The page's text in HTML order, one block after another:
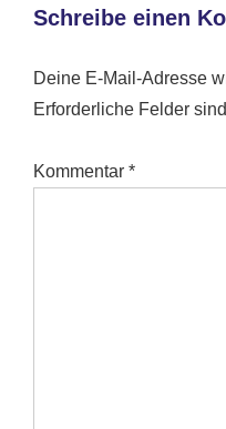
Schreibe einen
Deine E-Mail-Adresse
Erforderliche Felder
Kommentar *